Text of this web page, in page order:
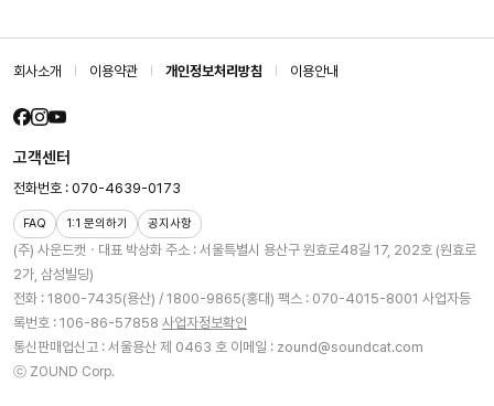
회사소개 이용약관 개인정보처리방침 이용안내
(주) 사운드캣ㆍ대표 박상화 주소 : 서울특별시 용산구 원효로48길 17, 202호 (원효로
2가, 삼성빌딩)
전화 : 1800-7435(용산) / 1800-9865(홍대) 팩스 : 070-4015-8001 사업자등
록번호 : 106-86-57858 사업자정보확인
통신판매업신고 : 서울용산 제 0463 호 이메일 : zound@soundcat.com
ⓒ ZOUND Corp.
고객센터
전화번호 : 070-4639-0173
FAQ 1:1 문의하기 공지사항